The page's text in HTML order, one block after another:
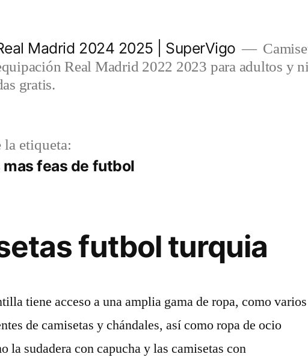
Madrid 2024 2025 | SuperVigo
Real Madrid 2022 2023 para adultos y
gratis.
etiqueta:
feas de futbol
futbol turquia
tiene acceso a una amplia gama de ropa, como varios
de camisetas y chándales, así como ropa de ocio
la sudadera con capucha y las camisetas con